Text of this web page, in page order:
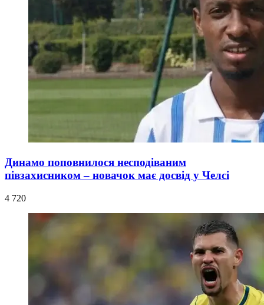
Динамо поповнилося несподіваним
півзахисником – новачок має досвід у Челсі
4 720